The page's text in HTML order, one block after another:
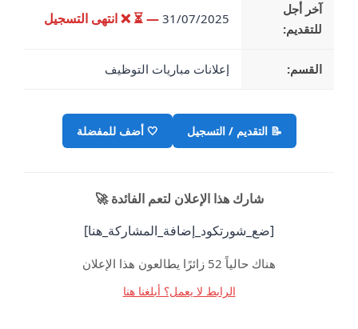
آخر أجل
للتقديم:
31/07/2025
— ⏳❌ انتهى التسجيل
القسم: إعلانات مباريات التوظيف
📝 التقديم / التسجيل 🤍 أضف للمفضلة
شارك هذا الإعلان لتعم الفائدة 🚀
[ضع_شورتكود_إضافة_المشاركة_هنا]
هناك حالياً 52 زائرًا يطالعون هذا الإعلان
الرابط لا يعمل؟ أبلغنا هنا